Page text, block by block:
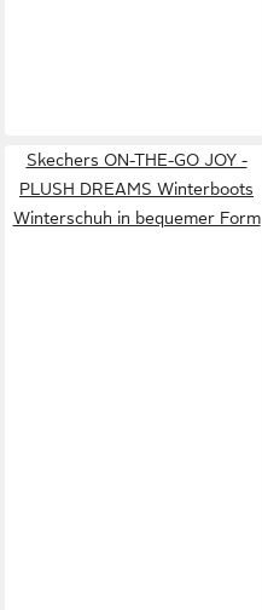
Skechers ON-THE-GO JOY -
PLUSH DREAMS Winterboots
Winterschuh in bequemer Form